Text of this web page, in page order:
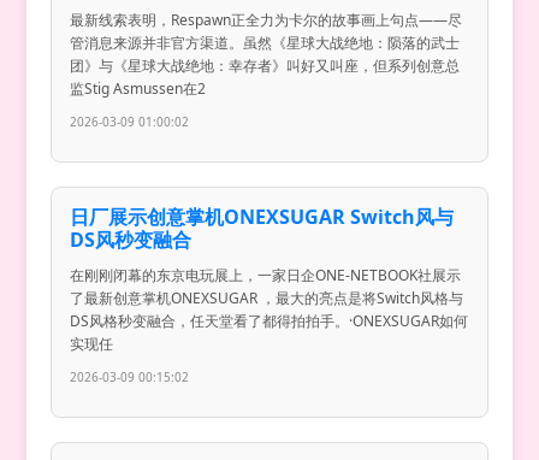
最新线索表明，Respawn正全力为卡尔的故事画上句点——尽
管消息来源并非官方渠道。虽然《星球大战绝地：陨落的武士
团》与《星球大战绝地：幸存者》叫好又叫座，但系列创意总
监Stig Asmussen在2
2026-03-09 01:00:02
日厂展示创意掌机ONEXSUGAR Switch风与
DS风秒变融合
在刚刚闭幕的东京电玩展上，一家日企ONE-NETBOOK社展示
了最新创意掌机ONEXSUGAR ，最大的亮点是将Switch风格与
DS风格秒变融合，任天堂看了都得拍拍手。·ONEXSUGAR如何
实现任
2026-03-09 00:15:02